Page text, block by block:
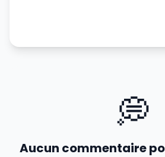
💭
Aucun commentaire